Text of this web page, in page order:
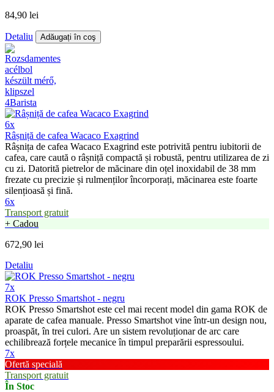
84,90 lei
Detaliu Adăugați în coş
6x
Râșniță de cafea Wacaco Exagrind
Râșnița de cafea Wacaco Exagrind este potrivită pentru iubitorii de
cafea, care caută o râșniță compactă și robustă, pentru utilizarea de zi
cu zi. Datorită pietrelor de măcinare din oțel inoxidabil de 38 mm
frezate cu precizie și rulmenților încorporați, măcinarea este foarte
silențioasă și fină.
6x
Transport gratuit
+ Cadou
672,90 lei
Detaliu
7x
ROK Presso Smartshot - negru
ROK Presso Smartshot este cel mai recent model din gama ROK de
aparate de cafea manuale. Presso Smartshot vine într-un design nou,
proaspăt, în trei culori. Are un sistem revoluționar de arc care
echilibrează forțele mecanice în timpul preparării espressoului.
7x
Ofertă specială
Transport gratuit
În Stoc